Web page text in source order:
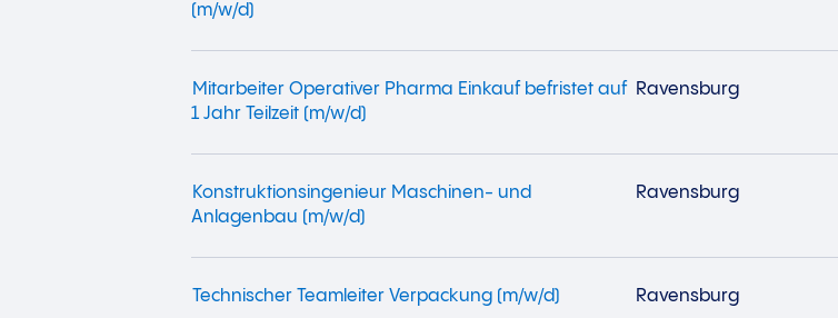
(m/w/d)
Mitarbeiter Operativer Pharma Einkauf befristet auf
1 Jahr Teilzeit (m/w/d)
Ravensburg
Konstruktionsingenieur Maschinen- und
Anlagenbau (m/w/d)
Ravensburg
Technischer Teamleiter Verpackung (m/w/d) Ravensburg